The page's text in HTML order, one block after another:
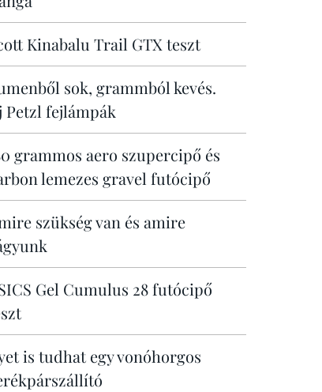
Kinabalu Trail GTX teszt
sok, grammból kevés.
Petzl fejlámpák
grammos aero szupercipő és
lemezes gravel futócipő
szükség van és amire
Gel Cumulus 28 futócipő
is tudhat egy vonóhorgos